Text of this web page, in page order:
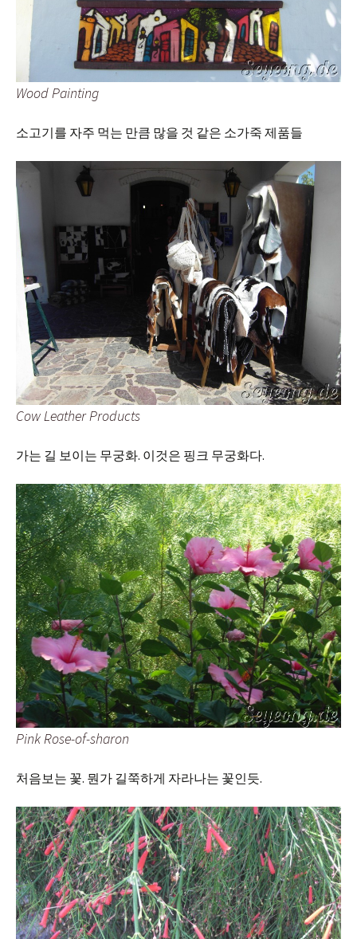
Wood Painting
소고기를 자주 먹는 만큼 많을 것 같은 소가죽 제품들
Cow Leather Products
가는 길 보이는 무궁화. 이것은 핑크 무궁화다.
Pink Rose-of-sharon
처음보는 꽃. 뭔가 길쭉하게 자라나는 꽃인듯.